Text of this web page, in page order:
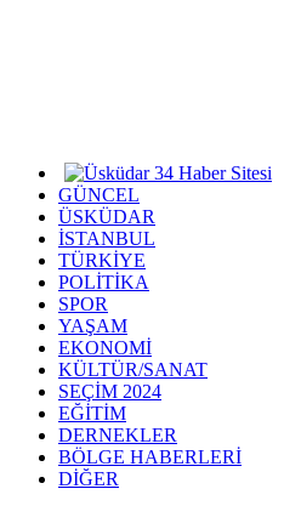
GÜNCEL
ÜSKÜDAR
İSTANBUL
TÜRKİYE
POLİTİKA
SPOR
YAŞAM
EKONOMİ
KÜLTÜR/SANAT
SEÇİM 2024
EĞİTİM
DERNEKLER
BÖLGE HABERLERİ
DİĞER